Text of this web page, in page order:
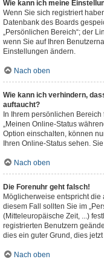
Wie kann ich meine
Wenn Sie sich registriert
Datenbank des Boards
„Persönlichen Bereich“; der
wenn Sie auf Ihren
Einstellungen ändern.
Nach oben
Wie kann ich verhindern,
auftaucht?
In Ihrem persönlichen
„Meinen Online-Status
Option einschalten, können
Ihren Online-Status sehen.
Nach oben
Die Forenuhr geht falsch!
Möglicherweise entspricht
diesem Fall sollten Sie im
(Mitteleuropäische Zeit, ...)
registrierten Benutzern
dies ein guter Grund, dies
Nach oben